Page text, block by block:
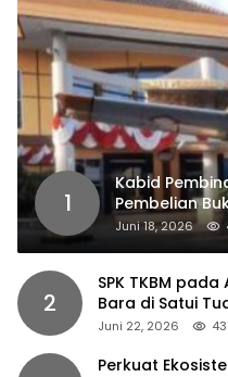
1
Kabid
Pembelian
Dipaksakan
Juni 18, 2026
2
SPK TKBM
Bara di Satui
Juni 22, 2026
Perkuat